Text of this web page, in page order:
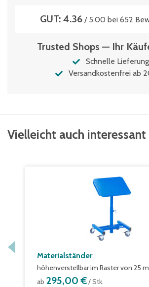
GUT: 4.36/ 5.00 bei 652
Trusted Shops — Ihr
Schnelle Lieferung
Versandkostenfrei ab
Vielleicht auch interessant
Materialständer
höhenverstellbar im Raster von 25
ab 295,00 €/ Stk.